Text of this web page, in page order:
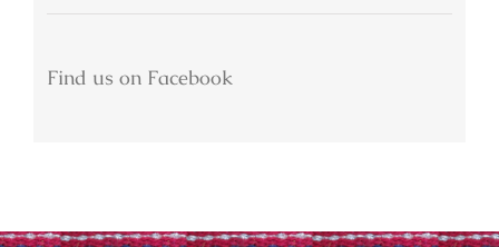
Find us on Facebook